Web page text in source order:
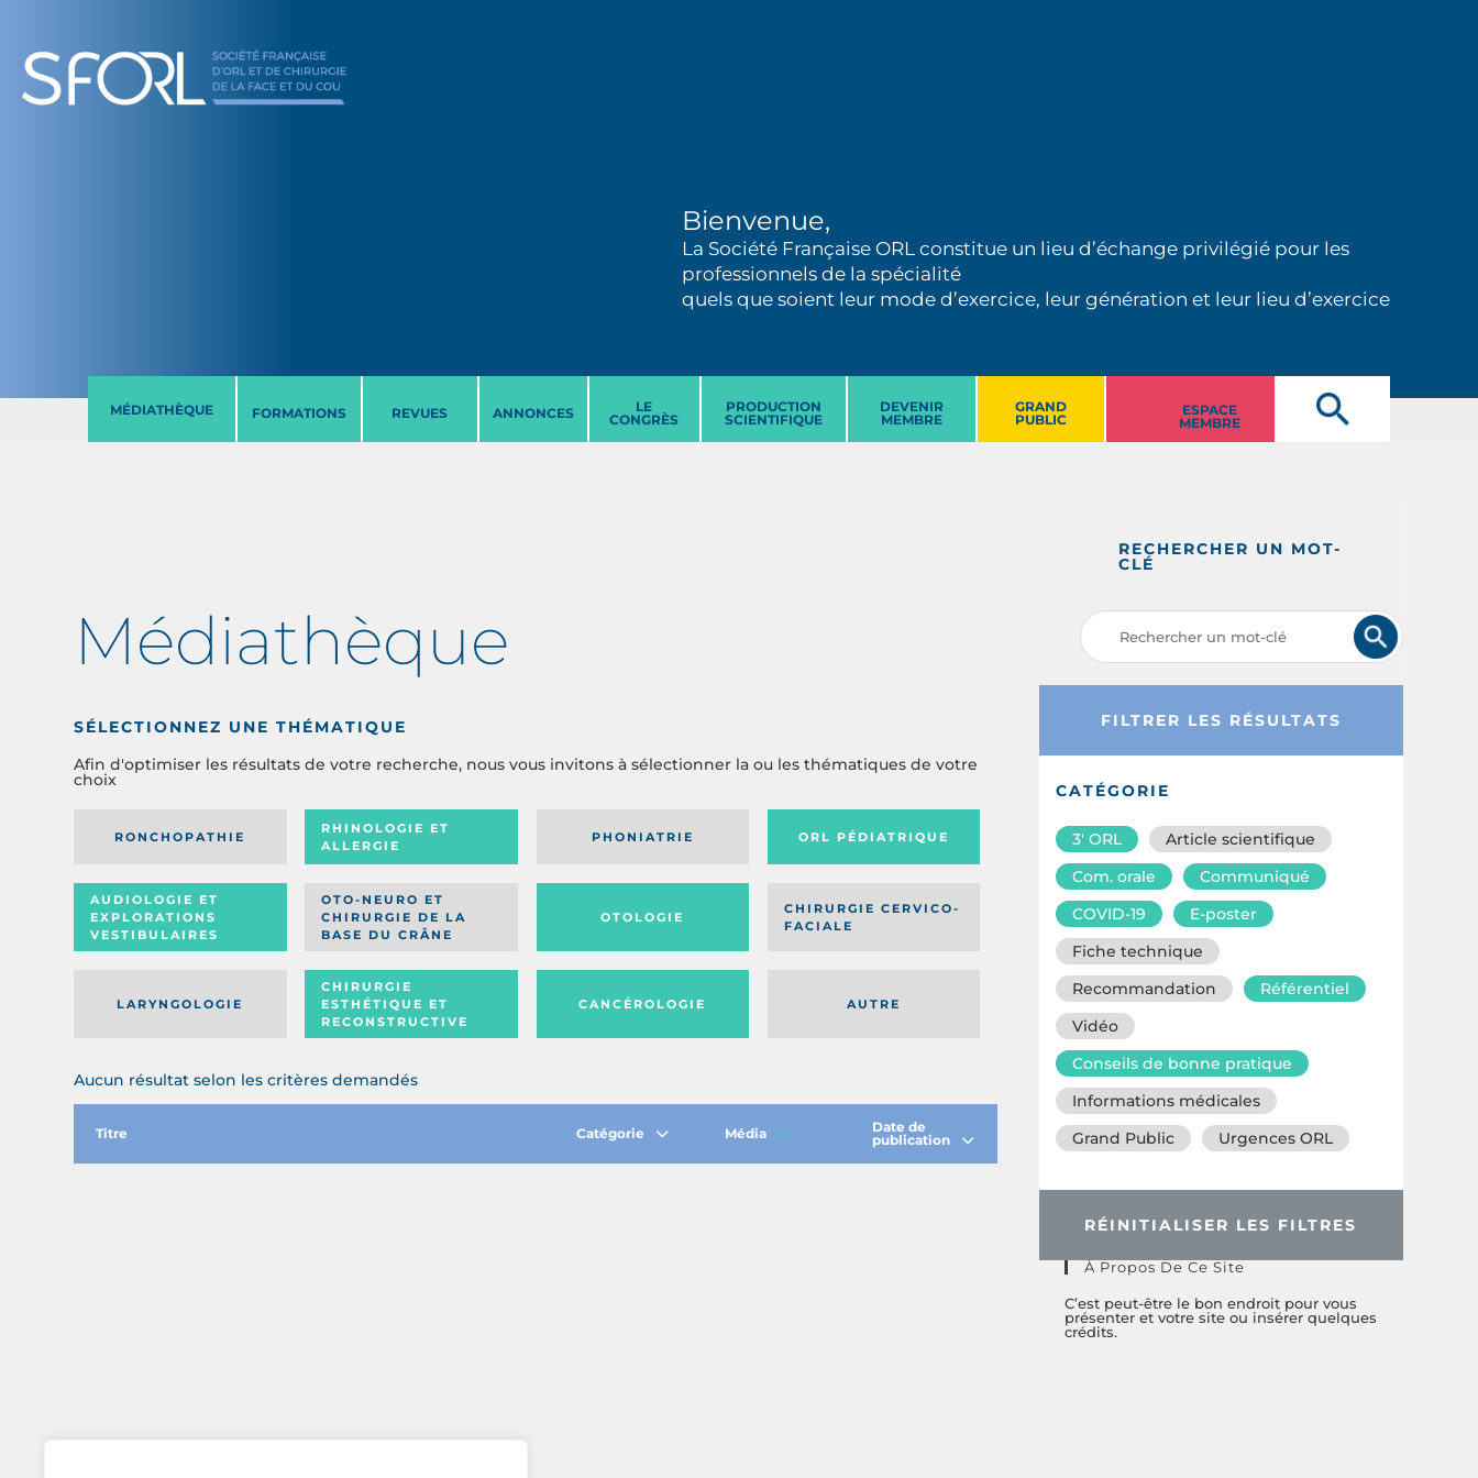
Bienvenue,
La Société Française ORL constitue un lieu d’échange privilégié pour les
professionnels de la spécialité
quels que soient leur mode d’exercice, leur génération et leur lieu d’exercice
MÉDIATHÈQUE FORMATIONS REVUES ANNONCES
LE
CONGRÈS
PRODUCTION
SCIENTIFIQUE
DEVENIR
MEMBRE
GRAND
PUBLIC
ESPACE
MEMBRE
Médiathèque
SÉLECTIONNEZ UNE THÉMATIQUE
Afin d'optimiser les résultats de votre recherche, nous vous invitons à sélectionner la ou les thématiques de votre
choix
RONCHOPATHIE
RHINOLOGIE ET
ALLERGIE
PHONIATRIE ORL PÉDIATRIQUE
AUDIOLOGIE ET
EXPLORATIONS
VESTIBULAIRES
OTO-NEURO ET
CHIRURGIE DE LA
BASE DU CRÂNE
OTOLOGIE
CHIRURGIE CERVICO-
FACIALE
AUTRE
LARYNGOLOGIE
CHIRURGIE
ESTHÉTIQUE ET
RECONSTRUCTIVE
CANCÉROLOGIE
Aucun résultat selon les critères demandés
Titre Catégorie Média
Date de
publication
RECHERCHER UN MOT-
CLÉ
FILTRER LES RÉSULTATS
CATÉGORIE
3′ ORL
Article scientifique
Com. orale
Communiqué
COVID-19
E-poster
Fiche technique
Recommandation
Référentiel
Vidéo
Conseils de bonne pratique
Informations médicales
Grand Public
Urgences ORL
RÉINITIALISER LES FILTRES
À Propos De Ce Site
C’est peut-être le bon endroit pour vous
présenter et votre site ou insérer quelques
crédits.